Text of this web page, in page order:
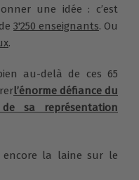
une idée : c’est
3'250 enseignants. Ou
.
au-delà de ces 65
l’énorme défiance du
sa représentation
encore la laine sur le